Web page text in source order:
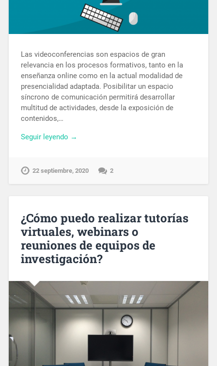
Las videoconferencias son espacios de gran
relevancia en los procesos formativos, tanto en la
enseñanza online como en la actual modalidad de
presencialidad adaptada. Posibilitar un espacio
síncrono de comunicación permitirá desarrollar
multitud de actividades, desde la exposición de
contenidos,…
Seguir leyendo →
22 septiembre, 2020 2
¿Cómo puedo realizar tutorías
virtuales, webinars o
reuniones de equipos de
investigación?